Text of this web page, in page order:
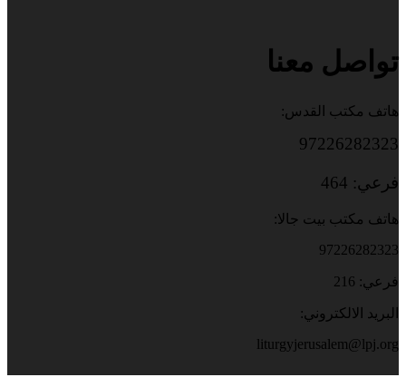
تواصل معنا
هاتف مكتب القدس:
97226282323
فرعي: 464
هاتف مكتب بيت جالا:
97226282323
فرعي: 216
البريد الالكتروني:
liturgyjerusalem@lpj.org